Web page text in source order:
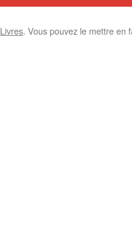
Livres. Vous pouvez le mettre en